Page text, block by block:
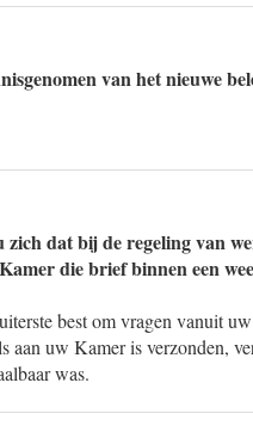
van het nieuwe
dat bij de regeling van
die brief binnen een
best om vragen vanuit
aan uw Kamer is verzonden,
was.